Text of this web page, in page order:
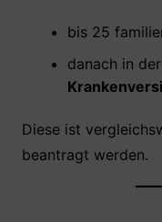
bis 25
danach in der
Diese ist
beantragt werden.